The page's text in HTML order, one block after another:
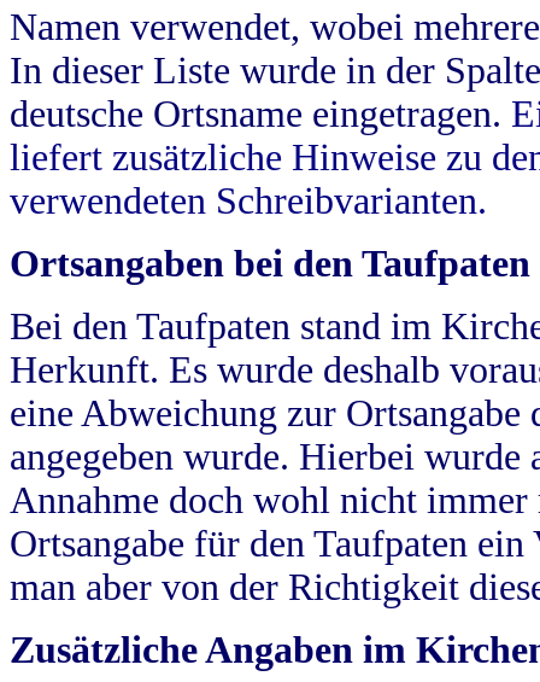
Namen verwendet, wobei
In dieser Liste wurde in der
deutsche Ortsname eingetragen.
liefert zusätzliche Hinweise zu
verwendeten Schreibvarianten.
Ortsangaben bei den Taufpaten
Bei den Taufpaten stand im
Herkunft. Es wurde deshalb
eine Abweichung zur
angegeben wurde. Hierbei wurde
Annahme doch wohl nicht
Ortsangabe für den Taufpaten
man aber von der Richtigkeit
Zusätzliche Angaben im